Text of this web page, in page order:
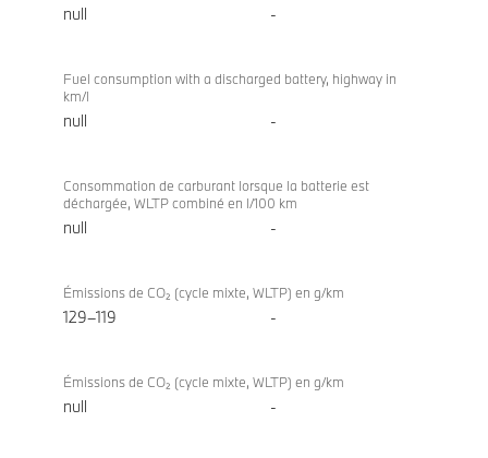
null -
Fuel consumption with a discharged battery, highway in
km/l
null -
Consommation de carburant lorsque la batterie est
déchargée, WLTP combiné en l/100 km
null -
Émissions de CO₂ (cycle mixte, WLTP) en g/km
129–119 -
Émissions de CO₂ (cycle mixte, WLTP) en g/km
null -